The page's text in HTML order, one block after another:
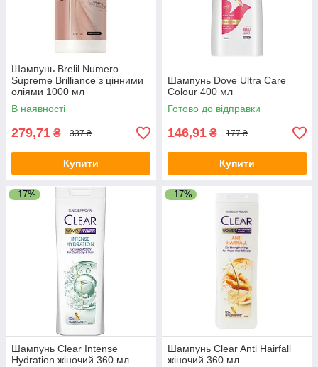
Шампунь Brelil Numero
Supreme Brilliance з цінними
оліями 1000 мл
В наявності
279,71 ₴ 337 ₴
Купити
Шампунь Dove Ultra Care
Colour 400 мл
Готово до відправки
146,91 ₴ 177 ₴
Купити
–17%
Шампунь Clear Intense
Hydration жіночий 360 мл
–17%
Шампунь Clear Anti Hairfall
жіночий 360 мл